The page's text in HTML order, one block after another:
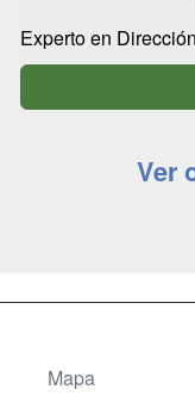
Experto en
Ver
Mapa